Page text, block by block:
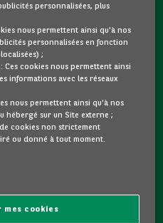
pour vous.
sur un modèle qui vous plait
d'occasion ?
à vos questions et vous
personnalisées, plus
nous permettent ainsi qu'à nos
personnalisées en fonction
;
Ces cookies nous permettent ainsi
informations avec les réseaux
nous permettent ainsi qu'à nos
hébergé sur un Site externe ;
cookies non strictement
ou donné à tout moment.
cookies